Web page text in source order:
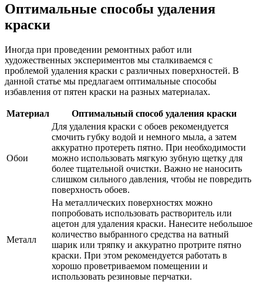
Оптимальные способы удаления
краски
Иногда при проведении ремонтных работ или
художественных экспериментов мы сталкиваемся с
проблемой удаления краски с различных поверхностей. В
данной статье мы предлагаем оптимальные способы
избавления от пятен краски на разных материалах.
Материал Оптимальный способ удаления краски
Обои
Для удаления краски с обоев рекомендуется
смочить губку водой и немного мыла, а затем
аккуратно протереть пятно. При необходимости
можно использовать мягкую зубную щетку для
более тщательной очистки. Важно не наносить
слишком сильного давления, чтобы не повредить
поверхность обоев.
Металл
На металлических поверхностях можно
попробовать использовать растворитель или
ацетон для удаления краски. Нанесите небольшое
количество выбранного средства на ватный
шарик или тряпку и аккуратно протрите пятно
краски. При этом рекомендуется работать в
хорошо проветриваемом помещении и
использовать резиновые перчатки.